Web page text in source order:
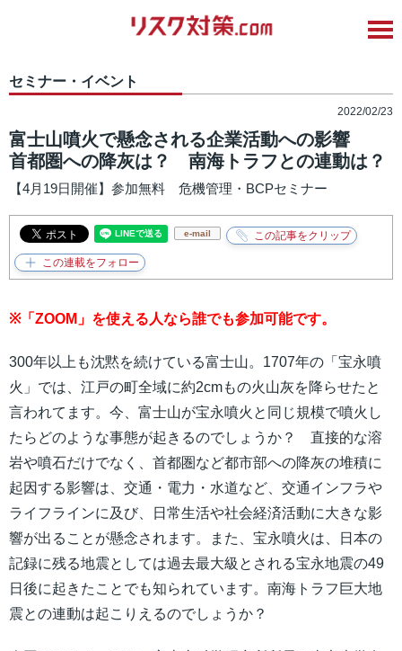
セミナー・イベント
2022/02/23
富士山噴火で懸念される企業活動への影響
首都圏への降灰は？ 南海トラフとの連動は？
【4月19日開催】参加無料 危機管理・BCPセミナー
e-mail
※「ZOOM」を使える人なら誰でも参加可能です。
300年以上も沈黙を続けている富士山。1707年の「宝永噴
火」では、江戸の町全域に約2cmもの火山灰を降らせたと
言われてます。今、富士山が宝永噴火と同じ規模で噴火し
たらどのような事態が起きるのでしょうか？ 直接的な溶
岩や噴石だけでなく、首都圏など都市部への降灰の堆積に
起因する影響は、交通・電力・水道など、交通インフラや
ライフラインに及び、日常生活や社会経済活動に大きな影
響が出ることが懸念されます。また、宝永噴火は、日本の
記録に残る地震としては過去最大級とされる宝永地震の49
日後に起きたことでも知られています。南海トラフ巨大地
震との連動は起こりえるのでしょうか？